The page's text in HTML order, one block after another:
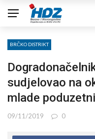
BRČKO DISTRIKT
sudjelovao na
mlade
09/11/2019 0